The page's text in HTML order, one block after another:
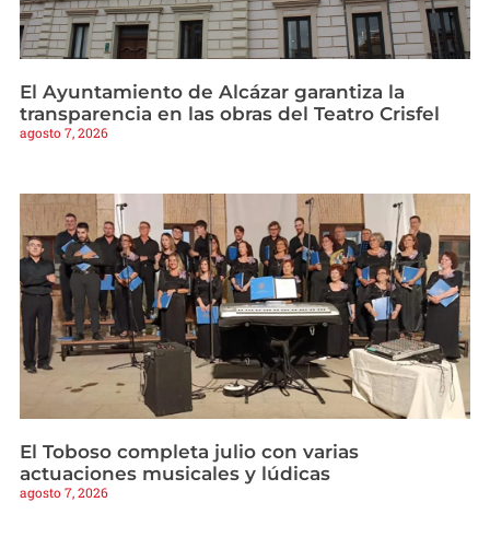
El Ayuntamiento de Alcázar garantiza la
transparencia en las obras del Teatro Crisfel
agosto 7, 2026
El Toboso completa julio con varias
actuaciones musicales y lúdicas
agosto 7, 2026